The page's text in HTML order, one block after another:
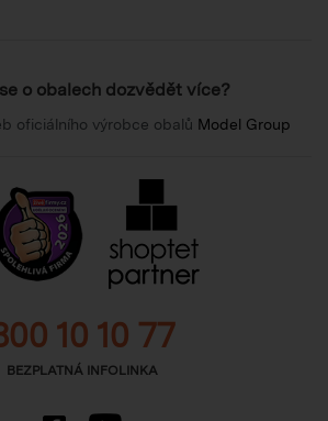
o obalech dozvědět více?
oficiálního výrobce obalů Model Group
10 10 77
BEZPLATNÁ INFOLINKA